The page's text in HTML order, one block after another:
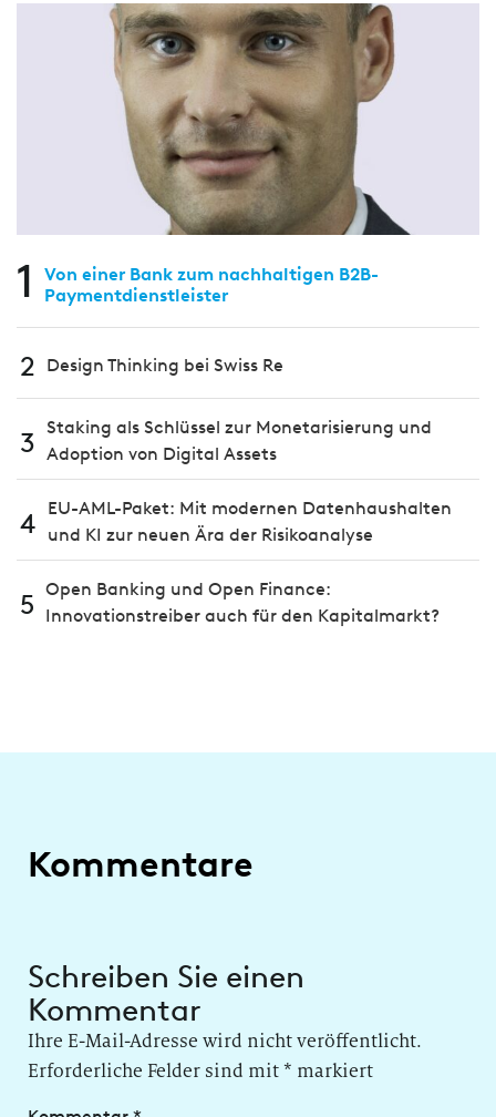
1
Von einer Bank zum nachhaltigen B2B-
Paymentdienstleister
2 Design Thinking bei Swiss Re
3 Staking als Schlüssel zur Monetarisierung und
Adoption von Digital Assets
4
EU-AML-Paket: Mit modernen Datenhaushalten
und KI zur neuen Ära der Risikoanalyse
5 Open Banking und Open Finance:
Innovationstreiber auch für den Kapitalmarkt?
Kommentare
Schreiben Sie einen
Kommentar
Ihre E-Mail-Adresse wird nicht veröffentlicht.
Erforderliche Felder sind mit* markiert